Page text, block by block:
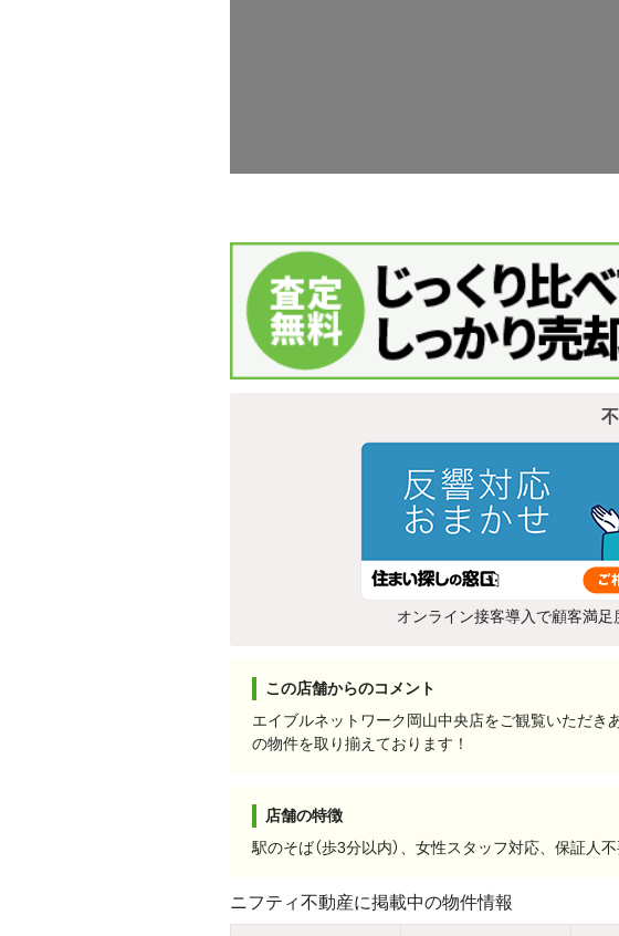
オンライン接客導入で顧客満足
この店舗からのコメント
エイブルネットワーク岡山中央店をご観覧いただ
の物件を取り揃えております！
店舗の特徴
駅のそば（歩3分以内）、女性スタッフ対応、保証
ニフティ不動産に掲載中の物件情報